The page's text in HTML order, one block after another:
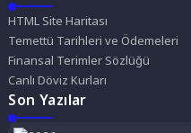
HTML Site Haritası
Temettü Tarihleri ve Ödemeleri
Finansal Terimler Sözlüğü
Canlı Döviz Kurları
Son Yazılar